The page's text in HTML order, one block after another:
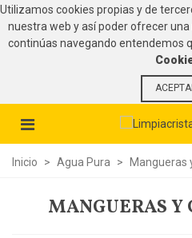
Utilizamos cookies propias y de
nuestra web y así poder ofrecer
continúas navegando entendemos
Inicio > Agua Pura > Mangueras
MANGUERAS Y